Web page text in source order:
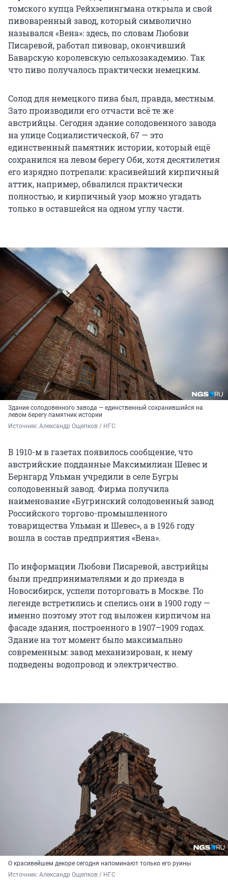
томского купца Рейхзелингмана открыла и свой
пивоваренный завод, который символично
назывался «Вена»: здесь, по словам Любови
Писаревой, работал пивовар, окончивший
Баварскую королевскую сельхозакадемию. Так
что пиво получалось практически немецким.
Солод для немецкого пива был, правда, местным.
Зато производили его отчасти всё те же
австрийцы. Сегодня здание солодовенного завода
на улице Социалистической, 67 — это
единственный памятник истории, который ещё
сохранился на левом берегу Оби, хотя десятилетия
его изрядно потрепали: красивейший кирпичный
аттик, например, обвалился практически
полностью, и кирпичный узор можно угадать
только в оставшейся на одном углу части.
Здание солодовенного завода — единственный сохранившийся на
левом берегу памятник истории
Источник: Александр Ощепков / НГС
В 1910-м в газетах появилось сообщение, что
австрийские подданные Максимилиан Шевес и
Бернгард Ульман учредили в селе Бугры
солодовенный завод. Фирма получила
наименование «Бугринский солодовенный завод
Российского торгово-промышленного
товарищества Ульман и Шевес», а в 1926 году
вошла в состав предприятия «Вена».
По информации Любови Писаревой, австрийцы
были предпринимателями и до приезда в
Новосибирск, успели поторговать в Москве. По
легенде встретились и спелись они в 1900 году —
именно поэтому этот год выложен кирпичом на
фасаде здания, построенного в 1907–1909 годах.
Здание на тот момент было максимально
современным: завод механизирован, к нему
подведены водопровод и электричество.
О красивейшем декоре сегодня напоминают только его руины
Источник: Александр Ощепков / НГС